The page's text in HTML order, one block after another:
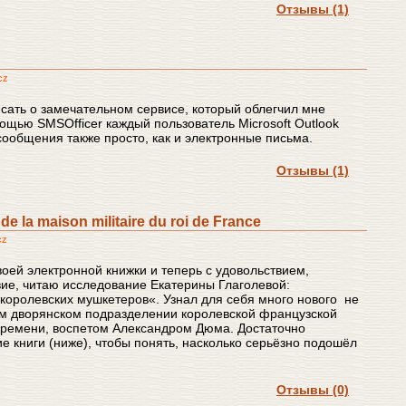
Отзывы (1)
о замечательном сервисе, который облегчил мне
SMSOfficer каждый пользователь Microsoft Outlook
также просто, как и электронные письма.
Отзывы (1)
la maison militaire du roi de France
электронной книжки и теперь с удовольствием,
читаю исследование Екатерины Глаголевой:
мушкетеров«. Узнал для себя много нового не
дворянском подразделении королевской французской
воспетом Александром Дюма. Достаточно
книги (ниже), чтобы понять, насколько серьёзно подошёл
Отзывы (0)